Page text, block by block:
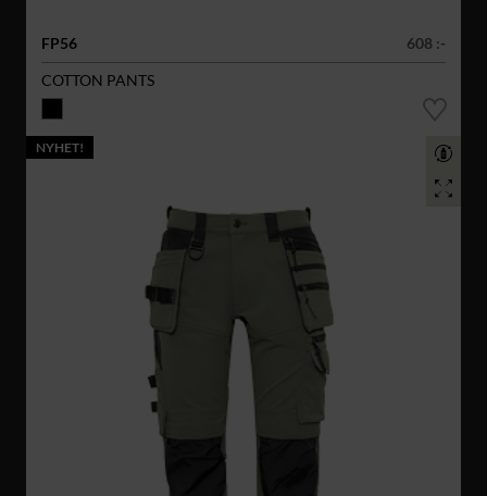
FP56
608 :-
COTTON PANTS
NYHET!